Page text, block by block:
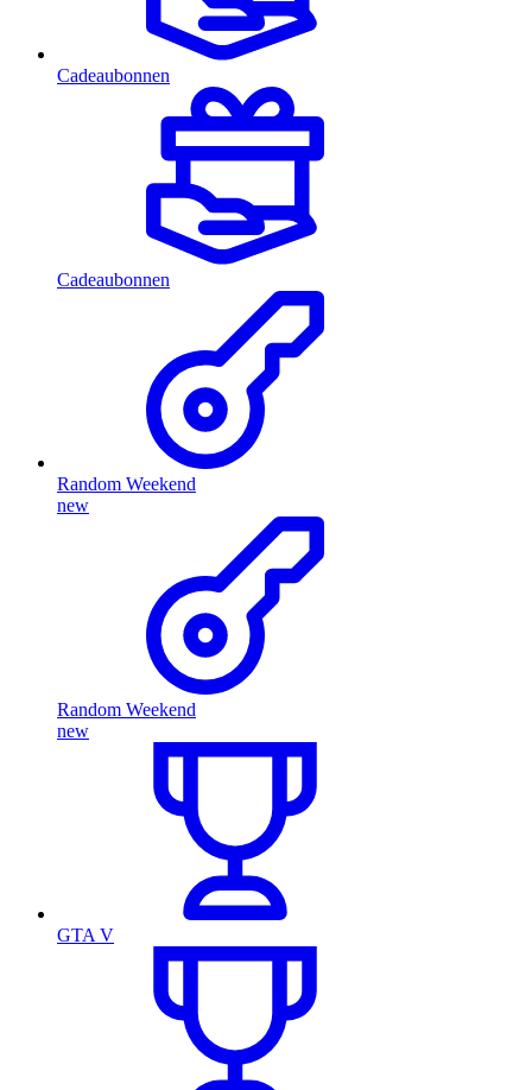
Cadeaubonnen
Cadeaubonnen
Random Weekend
new
Random Weekend
new
GTA V